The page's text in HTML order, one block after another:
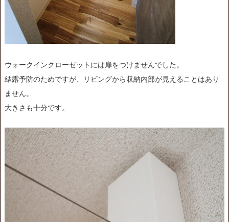
ウォークインクローゼットには扉をつけませんでした。
結露予防のためですが、リビングから収納内部が見えることはあり
ません。
大きさも十分です。